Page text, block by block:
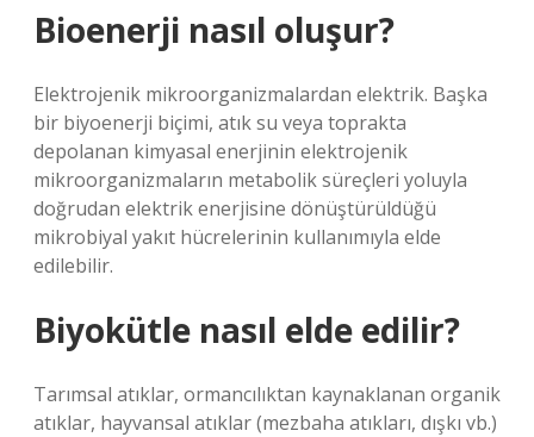
Bioenerji nasıl oluşur?
Elektrojenik mikroorganizmalardan elektrik. Başka
bir biyoenerji biçimi, atık su veya toprakta
depolanan kimyasal enerjinin elektrojenik
mikroorganizmaların metabolik süreçleri yoluyla
doğrudan elektrik enerjisine dönüştürüldüğü
mikrobiyal yakıt hücrelerinin kullanımıyla elde
edilebilir.
Biyokütle nasıl elde edilir?
Tarımsal atıklar, ormancılıktan kaynaklanan organik
atıklar, hayvansal atıklar (mezbaha atıkları, dışkı vb.)